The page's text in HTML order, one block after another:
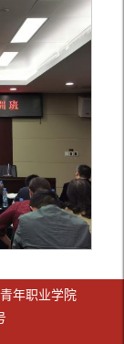
年职业学院